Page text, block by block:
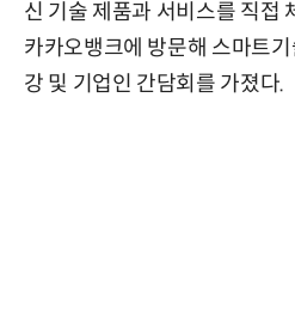
신 기술 제품과 서비스를 직접
카카오뱅크에 방문해 스마트
강 및 기업인 간담회를 가졌다.